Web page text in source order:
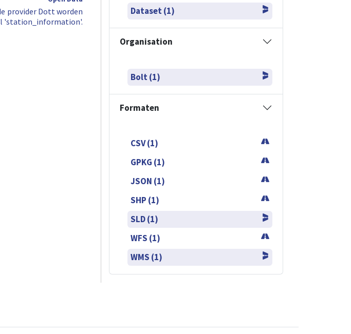
provider Dott worden
'station_information'.
Dataset (1)
Organisation
Bolt (1)
Formaten
CSV (1)
GPKG (1)
JSON (1)
SHP (1)
SLD (1)
WFS (1)
WMS (1)